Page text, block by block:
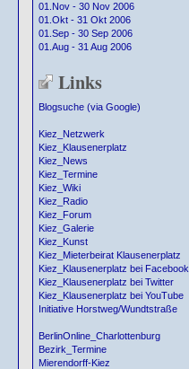
01.Nov - 30 Nov 2006
01.Okt - 31 Okt 2006
01.Sep - 30 Sep 2006
01.Aug - 31 Aug 2006
Links
Blogsuche (via Google)
Kiez_Netzwerk
Kiez_Klausenerplatz
Kiez_News
Kiez_Termine
Kiez_Wiki
Kiez_Radio
Kiez_Forum
Kiez_Galerie
Kiez_Kunst
Kiez_Mieterbeirat Klausenerplatz
Kiez_Klausenerplatz bei Facebook
Kiez_Klausenerplatz bei Twitter
Kiez_Klausenerplatz bei YouTube
Initiative Horstweg/Wundtstraße
BerlinOnline_Charlottenburg
Bezirk_Termine
Mierendorff-Kiez